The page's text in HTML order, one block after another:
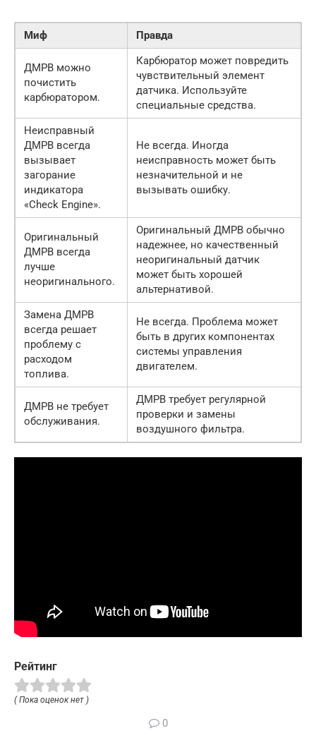
Миф Правда
ДМРВ можно
почистить
карбюратором.
Карбюратор может повредить
чувствительный элемент
датчика. Используйте
специальные средства.
Неисправный
ДМРВ всегда
вызывает
загорание
индикатора
«Check Engine».
Не всегда. Иногда
неисправность может быть
незначительной и не
вызывать ошибку.
Оригинальный
ДМРВ всегда
лучше
неоригинального.
Оригинальный ДМРВ обычно
надежнее, но качественный
неоригинальный датчик
может быть хорошей
альтернативой.
Замена ДМРВ
всегда решает
проблему с
расходом
топлива.
Не всегда. Проблема может
быть в других компонентах
системы управления
двигателем.
ДМРВ не требует
обслуживания.
ДМРВ требует регулярной
проверки и замены
воздушного фильтра.
Рейтинг
( Пока оценок нет )
0